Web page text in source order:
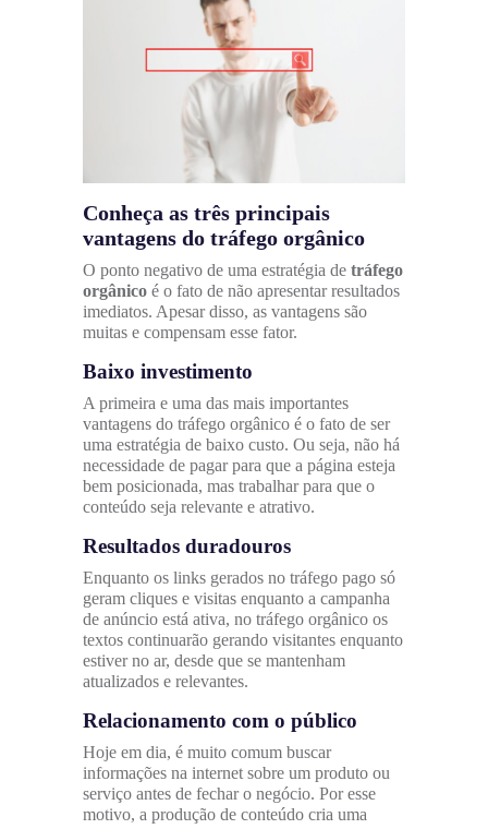
Conheça as três principais
vantagens do tráfego orgânico
O ponto negativo de uma estratégia de tráfego
orgânico é o fato de não apresentar resultados
imediatos. Apesar disso, as vantagens são
muitas e compensam esse fator.
Baixo investimento
A primeira e uma das mais importantes
vantagens do tráfego orgânico é o fato de ser
uma estratégia de baixo custo. Ou seja, não há
necessidade de pagar para que a página esteja
bem posicionada, mas trabalhar para que o
conteúdo seja relevante e atrativo.
Resultados duradouros
Enquanto os links gerados no tráfego pago só
geram cliques e visitas enquanto a campanha
de anúncio está ativa, no tráfego orgânico os
textos continuarão gerando visitantes enquanto
estiver no ar, desde que se mantenham
atualizados e relevantes.
Relacionamento com o público
Hoje em dia, é muito comum buscar
informações na internet sobre um produto ou
serviço antes de fechar o negócio. Por esse
motivo, a produção de conteúdo cria uma